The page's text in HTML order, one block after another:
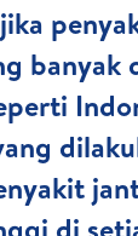
banyak